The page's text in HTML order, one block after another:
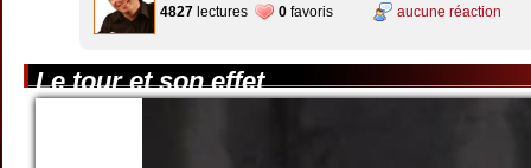
4827 lectures 0 favoris aucune réaction
Le tour et son effet